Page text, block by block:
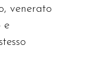
venerato
e